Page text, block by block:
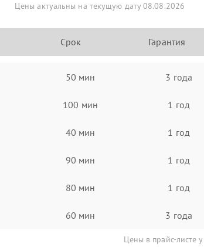
Цены актуальны на текущую дату 08.08.2026
Срок Гарантия
50 мин 3 года
100 мин 1 год
40 мин 1 год
90 мин 1 год
80 мин 1 год
60 мин 3 года
Цены в прайс-листе